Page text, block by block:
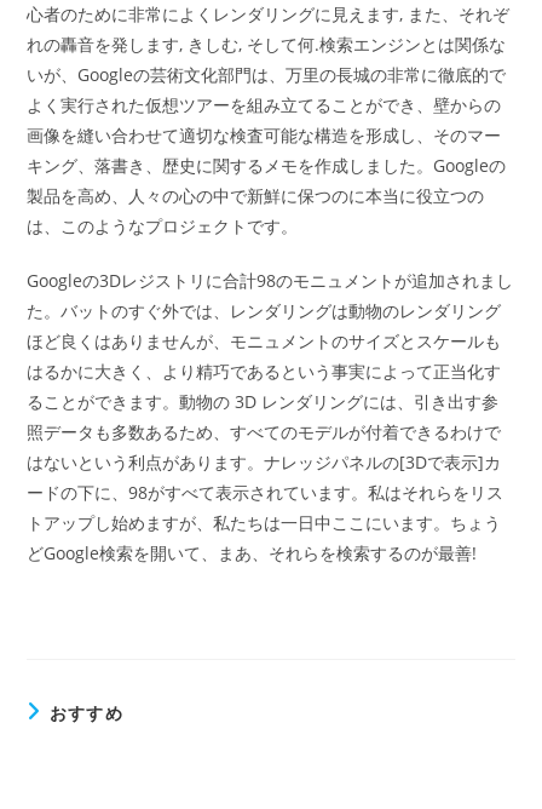
心者のために非常によくレンダリングに見えます, また、それぞ
れの轟音を発します, きしむ, そして何.検索エンジンとは関係な
いが、Googleの芸術文化部門は、万里の長城の非常に徹底的で
よく実行された仮想ツアーを組み立てることができ、壁からの
画像を縫い合わせて適切な検査可能な構造を形成し、そのマー
キング、落書き、歴史に関するメモを作成しました。Googleの
製品を高め、人々の心の中で新鮮に保つのに本当に役立つの
は、このようなプロジェクトです。
Googleの3Dレジストリに合計98のモニュメントが追加されまし
た。バットのすぐ外では、レンダリングは動物のレンダリング
ほど良くはありませんが、モニュメントのサイズとスケールも
はるかに大きく、より精巧であるという事実によって正当化す
ることができます。動物の 3D レンダリングには、引き出す参
照データも多数あるため、すべてのモデルが付着できるわけで
はないという利点があります。ナレッジパネルの[3Dで表示]カ
ードの下に、98がすべて表示されています。私はそれらをリス
トアップし始めますが、私たちは一日中ここにいます。ちょう
どGoogle検索を開いて、まあ、それらを検索するのが最善!
おすすめ